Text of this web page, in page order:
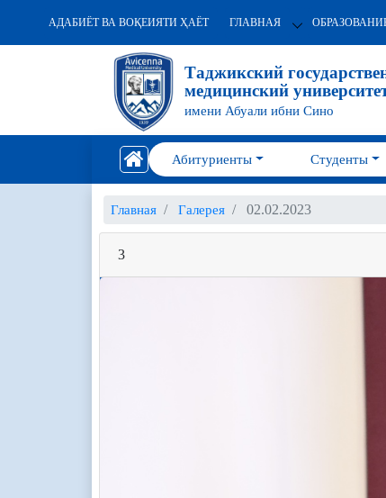
АДАБИЁТ ВА ВОҚЕИЯТИ ҲАЁТ ГЛАВНАЯ
Таджикский
медицинский
имени Абуали ибни Сино
Абитуриенты Студенты
Главная Галерея 02.02.2023
3